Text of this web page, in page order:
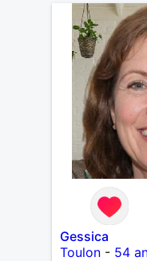
Gessica
Toulon- 54